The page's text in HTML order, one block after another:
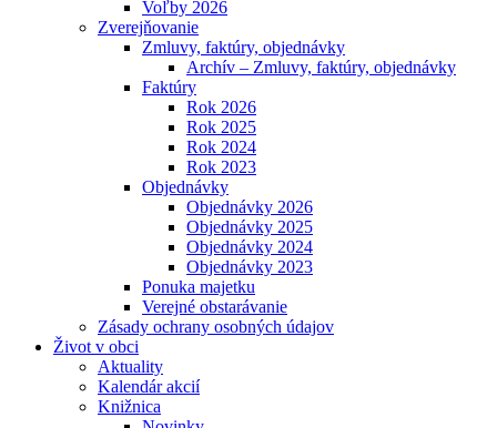
Voľby 2026
Zverejňovanie
Zmluvy, faktúry, objednávky
Archív – Zmluvy, faktúry, objednávky
Faktúry
Rok 2026
Rok 2025
Rok 2024
Rok 2023
Objednávky
Objednávky 2026
Objednávky 2025
Objednávky 2024
Objednávky 2023
Ponuka majetku
Verejné obstarávanie
Zásady ochrany osobných údajov
Život v obci
Aktuality
Kalendár akcií
Knižnica